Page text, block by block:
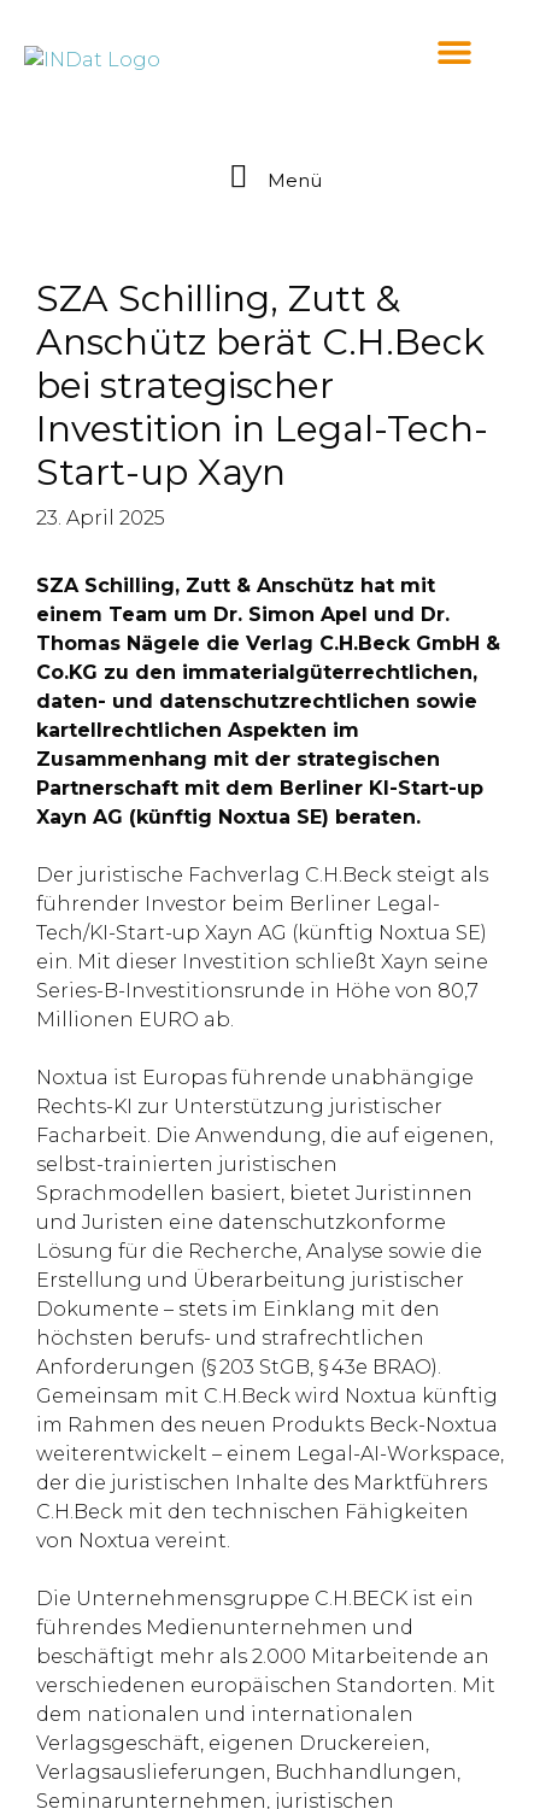
Menü
SZA Schilling, Zutt &
Anschütz berät C.H.Beck
bei strategischer
Investition in Legal-Tech-
Start-up Xayn
23. April 2025
SZA Schilling, Zutt & Anschütz hat mit
einem Team um Dr. Simon Apel und Dr.
Thomas Nägele die Verlag C.H.Beck GmbH &
Co.KG zu den immaterialgüterrechtlichen,
daten- und datenschutzrechtlichen sowie
kartellrechtlichen Aspekten im
Zusammenhang mit der strategischen
Partnerschaft mit dem Berliner KI-Start-up
Xayn AG (künftig Noxtua SE) beraten.
Der juristische Fachverlag C.H.Beck steigt als
führender Investor beim Berliner Legal-
Tech/KI-Start-up Xayn AG (künftig Noxtua SE)
ein. Mit dieser Investition schließt Xayn seine
Series-B-Investitionsrunde in Höhe von 80,7
Millionen EURO ab.
Noxtua ist Europas führende unabhängige
Rechts-KI zur Unterstützung juristischer
Facharbeit. Die Anwendung, die auf eigenen,
selbst-trainierten juristischen
Sprachmodellen basiert, bietet Juristinnen
und Juristen eine datenschutzkonforme
Lösung für die Recherche, Analyse sowie die
Erstellung und Überarbeitung juristischer
Dokumente – stets im Einklang mit den
höchsten berufs- und strafrechtlichen
Anforderungen (§ 203 StGB, § 43e BRAO).
Gemeinsam mit C.H.Beck wird Noxtua künftig
im Rahmen des neuen Produkts Beck-Noxtua
weiterentwickelt – einem Legal-AI-Workspace,
der die juristischen Inhalte des Marktführers
C.H.Beck mit den technischen Fähigkeiten
von Noxtua vereint.
Die Unternehmensgruppe C.H.BECK ist ein
führendes Medienunternehmen und
beschäftigt mehr als 2.000 Mitarbeitende an
verschiedenen europäischen Standorten. Mit
dem nationalen und internationalen
Verlagsgeschäft, eigenen Druckereien,
Verlagsauslieferungen, Buchhandlungen,
Seminarunternehmen, juristischen